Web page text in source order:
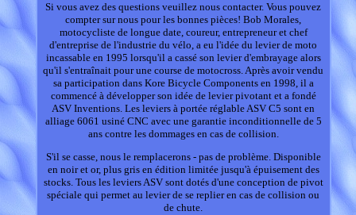
Si vous avez des questions veuillez nous contacter. Vous pouvez
compter sur nous pour les bonnes pièces! Bob Morales,
motocycliste de longue date, coureur, entrepreneur et chef
d'entreprise de l'industrie du vélo, a eu l'idée du levier de moto
incassable en 1995 lorsqu'il a cassé son levier d'embrayage alors
qu'il s'entraînait pour une course de motocross. Après avoir vendu
sa participation dans Kore Bicycle Components en 1998, il a
commencé à développer son idée de levier pivotant et a fondé
ASV Inventions. Les leviers à portée réglable ASV C5 sont en
alliage 6061 usiné CNC avec une garantie inconditionnelle de 5
ans contre les dommages en cas de collision.
S'il se casse, nous le remplacerons - pas de problème. Disponible
en noir et or, plus gris en édition limitée jusqu'à épuisement des
stocks. Tous les leviers ASV sont dotés d'une conception de pivot
spéciale qui permet au levier de se replier en cas de collision ou
de chute.